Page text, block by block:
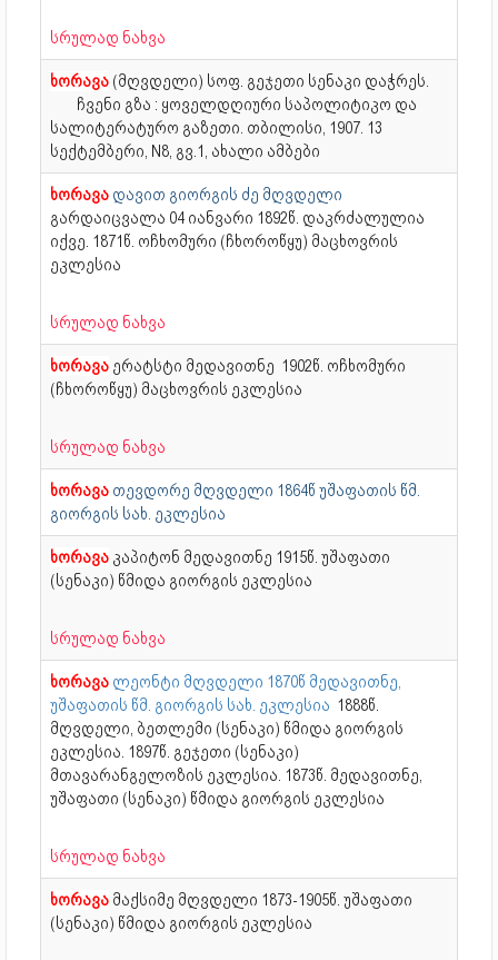
სრულად ნახვა
ხორავა (მღვდელი) სოფ. გეჯეთი სენაკი დაჭრეს.
ჩვენი გზა : ყოველდღიური საპოლიტიკო და
სალიტერატურო გაზეთი. თბილისი, 1907. 13
სექტემბერი, N8, გვ.1, ახალი ამბები
ხორავა დავით გიორგის ძე მღვდელი
გარდაიცვალა 04 იანვარი 1892წ. დაკრძალულია
იქვე. 1871წ. ოჩხომური (ჩხოროწყუ) მაცხოვრის
ეკლესია
სრულად ნახვა
ხორავა ერატსტი მედავითნე 1902წ. ოჩხომური
(ჩხოროწყუ) მაცხოვრის ეკლესია
სრულად ნახვა
ხორავა თევდორე მღვდელი 1864წ უშაფათის წმ.
გიორგის სახ. ეკლესია
ხორავა კაპიტონ მედავითნე 1915წ. უშაფათი
(სენაკი) წმიდა გიორგის ეკლესია
სრულად ნახვა
ხორავა ლეონტი მღვდელი 1870წ მედავითნე,
უშაფათის წმ. გიორგის სახ. ეკლესია 1888წ.
მღვდელი, ბეთლემი (სენაკი) წმიდა გიორგის
ეკლესია. 1897წ. გეჯეთი (სენაკი)
მთავარანგელოზის ეკლესია. 1873წ. მედავითნე,
უშაფათი (სენაკი) წმიდა გიორგის ეკლესია
სრულად ნახვა
ხორავა მაქსიმე მღვდელი 1873-1905წ. უშაფათი
(სენაკი) წმიდა გიორგის ეკლესია